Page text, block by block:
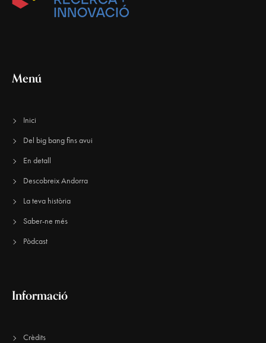
Menú
Inici
Del big bang fins avui
En detall
Descobreix Andorra
La teva història
Saber-ne més
Pòdcast
Informació
Crèdits